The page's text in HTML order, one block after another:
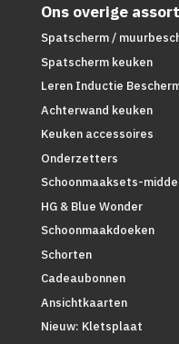
Ons overige
Spatscherm /
Spatscherm keuken
Leren Inductie
Achterwand keuken
Keuken accessoires
Onderzetters
Schoonmaaksets-
HG & Blue Wonder
Schoonmaakdoeken
Schorten
Cadeaubonnen
Ansichtkaarten
Nieuw: Kletsplaat